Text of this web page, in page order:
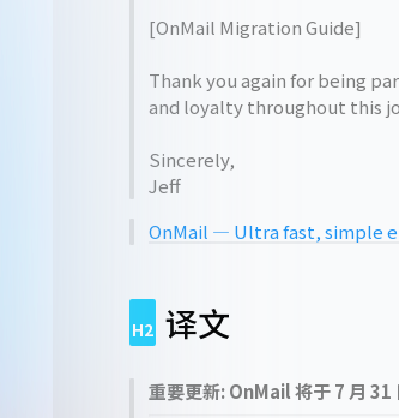
[OnMail Migration Guide]
Thank you again for being
and loyalty throughout this
Sincerely,
Jeff
OnMail — Ultra fast, simple
译文
重要更新: OnMail 将于 7 月